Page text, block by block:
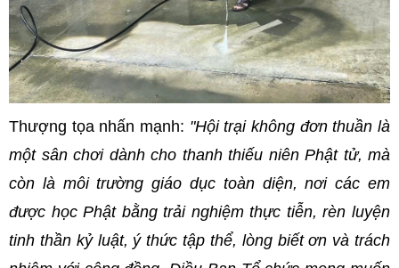
Thượng tọa nhấn mạnh: "Hội trại không đơn thuần là
một sân chơi dành cho thanh thiếu niên Phật tử, mà
còn là môi trường giáo dục toàn diện, nơi các em
được học Phật bằng trải nghiệm thực tiễn, rèn luyện
tinh thần kỷ luật, ý thức tập thể, lòng biết ơn và trách